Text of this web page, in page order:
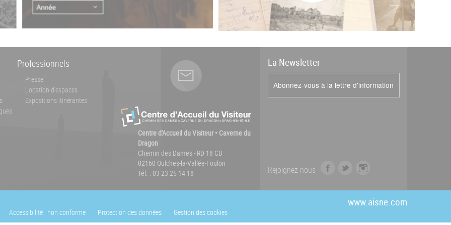
Professionnels
Presse
Location d'espaces
Expositions itinérantes
Centre d'Accueil du Visiteur • Caverne du
Dragon
Chemin des Dames - RD 18 CD
02160 Oulches-la-Vallée-Foulon
Tél. : 03 23 25 14 18
La Newsletter
Abonnez-vous à la lettre d'information
Rejoignez-nous
c
o
i
e
s
t
g
Accessibilité : non conforme Protection des données Gestion des cookies
www.aisne.com